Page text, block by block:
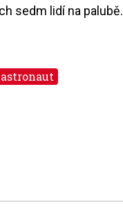
sedm lidí na palubě.
astronaut